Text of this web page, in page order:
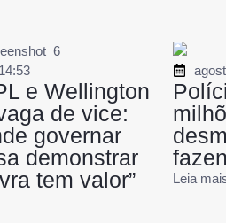
14:53
e Wellington
de vice:
governar
demonstrar
tem valor”
Leia